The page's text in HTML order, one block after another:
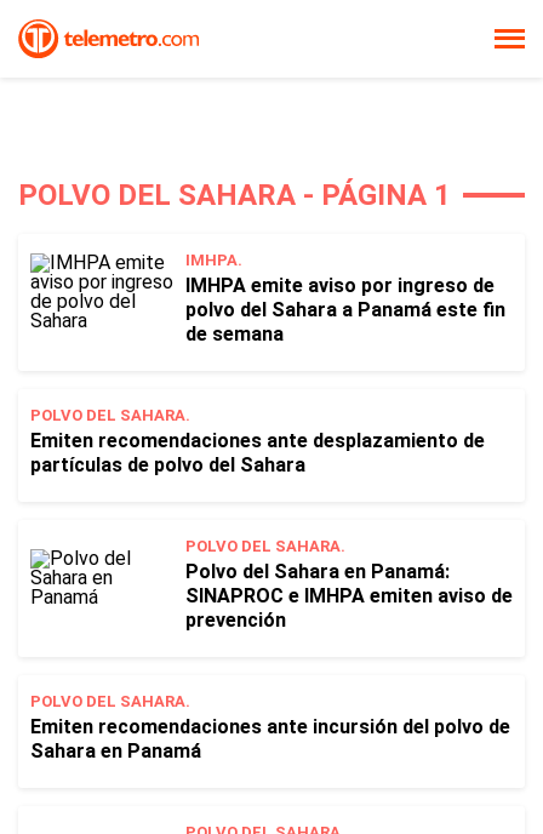
POLVO DEL SAHARA - PÁGINA 1
IMHPA.
IMHPA emite aviso por ingreso de
polvo del Sahara a Panamá este fin
de semana
POLVO DEL SAHARA.
Emiten recomendaciones ante desplazamiento de
partículas de polvo del Sahara
POLVO DEL SAHARA.
Polvo del Sahara en Panamá:
SINAPROC e IMHPA emiten aviso de
prevención
POLVO DEL SAHARA.
Emiten recomendaciones ante incursión del polvo de
Sahara en Panamá